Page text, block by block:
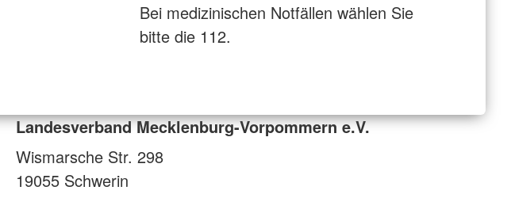
Bei medizinischen Notfällen wählen Sie
bitte die 112.
Landesverband Mecklenburg-Vorpommern e.V.
Wismarsche Str. 298
19055 Schwerin